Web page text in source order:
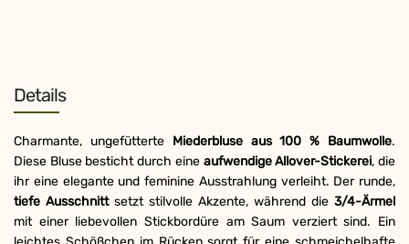
Details
Charmante, ungefütterte Miederbluse aus 100 % Baumwolle.
Diese Bluse besticht durch eine aufwendige Allover-Stickerei, die
ihr eine elegante und feminine Ausstrahlung verleiht. Der runde,
tiefe Ausschnittsetzt stilvolle Akzente, während die 3/4-Ärmel
mit einer liebevollen Stickbordüre am Saum verziert sind. Ein